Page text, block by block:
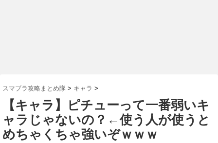
スマブラ攻略まとめ隊 > キャラ >
【キャラ】ピチューって一番弱いキ
ャラじゃないの？←使う人が使うと
めちゃくちゃ強いぞｗｗｗ